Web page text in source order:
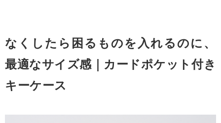
なくしたら困るものを入れるのに、
最適なサイズ感｜カードポケット付き
キーケース